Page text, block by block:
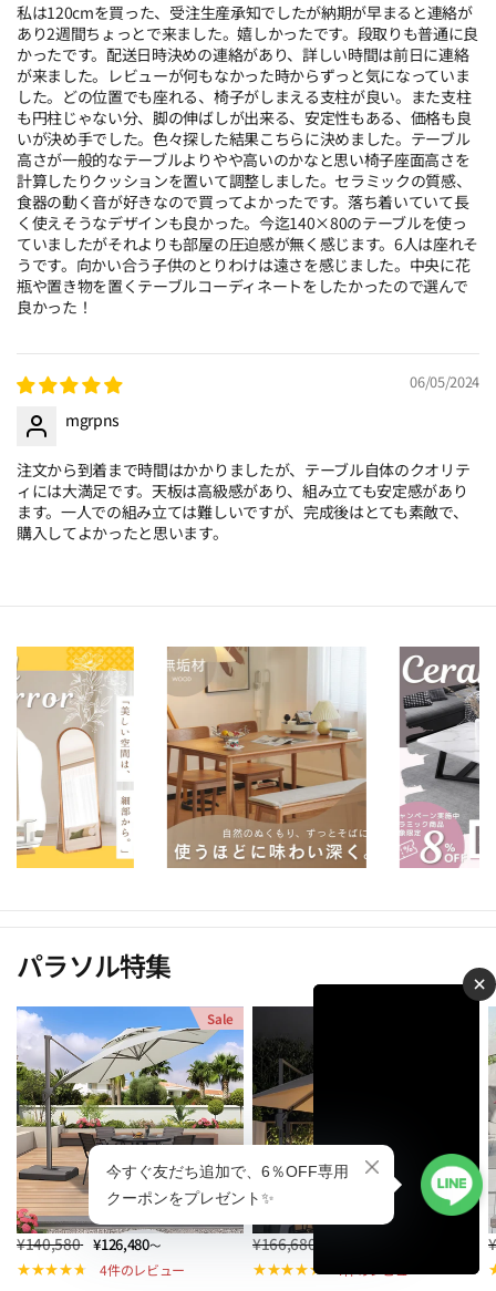
私は120cmを買った、受注生産承知でしたが納期が早まると連絡が
あり2週間ちょっとで来ました。嬉しかったです。段取りも普通に良
かったです。配送日時決めの連絡があり、詳しい時間は前日に連絡
が来ました。レビューが何もなかった時からずっと気になっていま
した。どの位置でも座れる、椅子がしまえる支柱が良い。また支柱
も円柱じゃない分、脚の伸ばしが出来る、安定性もある、価格も良
いが決め手でした。色々探した結果こちらに決めました。テーブル
高さが一般的なテーブルよりやや高いのかなと思い椅子座面高さを
計算したりクッションを置いて調整しました。セラミックの質感、
食器の動く音が好きなので買ってよかったです。落ち着いていて長
く使えそうなデザインも良かった。今迄140×80のテーブルを使っ
ていましたがそれよりも部屋の圧迫感が無く感じます。6人は座れそ
うです。向かい合う子供のとりわけは遠さを感じました。中央に花
瓶や置き物を置くテーブルコーディネートをしたかったので選んで
良かった！
06/05/2024
mgrpns
注文から到着まで時間はかかりましたが、テーブル自体のクオリテ
ィには大満足です。天板は高級感があり、組み立ても安定感があり
ます。一人での組み立ては難しいですが、完成後はとても素敵で、
購入してよかったと思います。
パラソル特集
Sale
¥140,580 ¥126,480～
4件のレビュー
¥166,680
×